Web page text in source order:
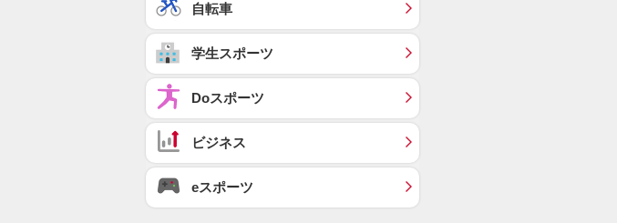
自転車
学生スポーツ
Doスポーツ
ビジネス
eスポーツ